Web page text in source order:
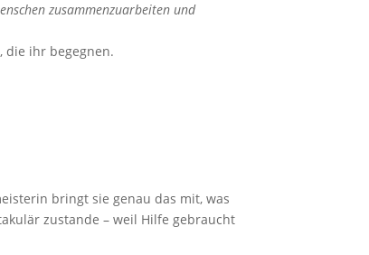
zusammenzuarbeiten und
die ihr begegnen.
bringt sie genau das mit, was
zustande – weil Hilfe gebraucht